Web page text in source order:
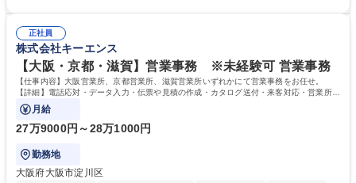
平均100件前後■メール・手紙：同上40件前後 募集職種 中野本社【お客様
相談室】お客様のお声をもとにより良い商品づくりへ貢献
すのでご安心ください。 【当社について】キリングループの広報機能を担
う会社として、お客様との出会いを大切にし、磨き上げたホスピタリティ
を込めてコミュニケーションをとりながら広報関連業務を行っておりま
す。 学歴・資格 学歴：大学院 大学 高専 短大 専修学校 高校 語学力： 資
格：
正社員
株式会社キーエンス
【大阪・京都・滋賀】営業事務 ※未経験可 営業事務
【仕事内容】大阪営業所、京都営業所、滋賀営業所いずれかにて営業事務をお任せ。
【詳細】電話応対・データ入力・伝票や見積の作成・カタログ送付・来客対応・営業所内
で発生する事務業務や業務改善をお任せ。
月給
27万9000円～28万1000円
勤務地
大阪府大阪市淀川区